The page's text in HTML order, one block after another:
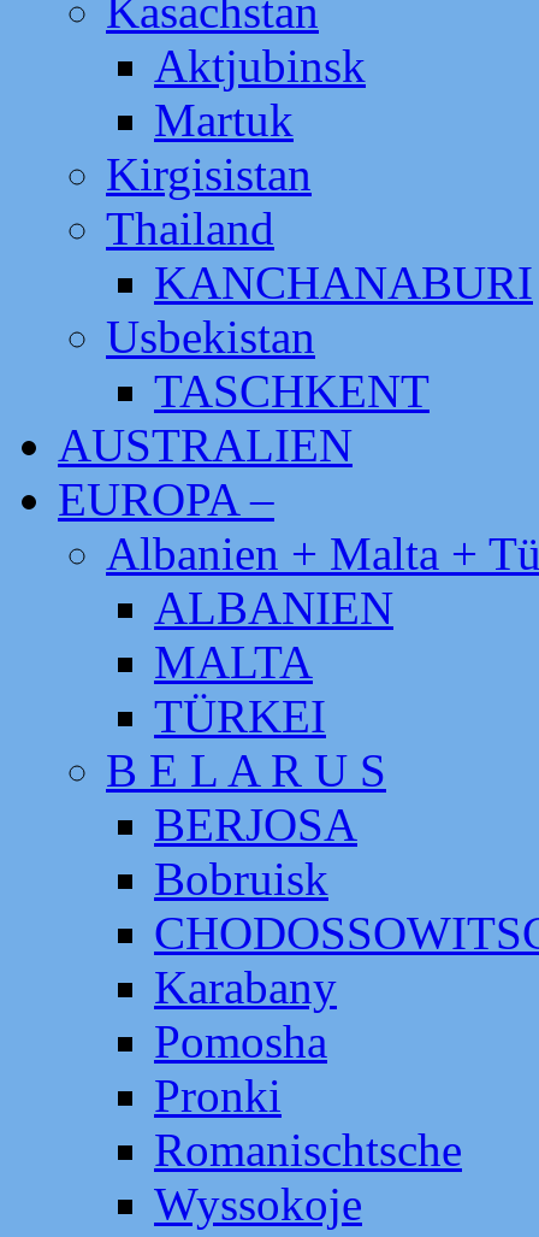
Kasachstan
Aktjubinsk
Martuk
Kirgisistan
Thailand
KANCHANABURI
Usbekistan
TASCHKENT
AUSTRALIEN
EUROPA –
Albanien + Malta +
ALBANIEN
MALTA
TÜRKEI
B E L A R U S
BERJOSA
Bobruisk
Karabany
Pomosha
Pronki
Romanischtsche
Wyssokoje